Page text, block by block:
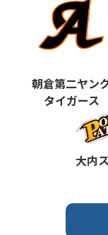
第10回
第9回
第7回
第6回
第5回
朝倉第二ヤン
タイガース
大内